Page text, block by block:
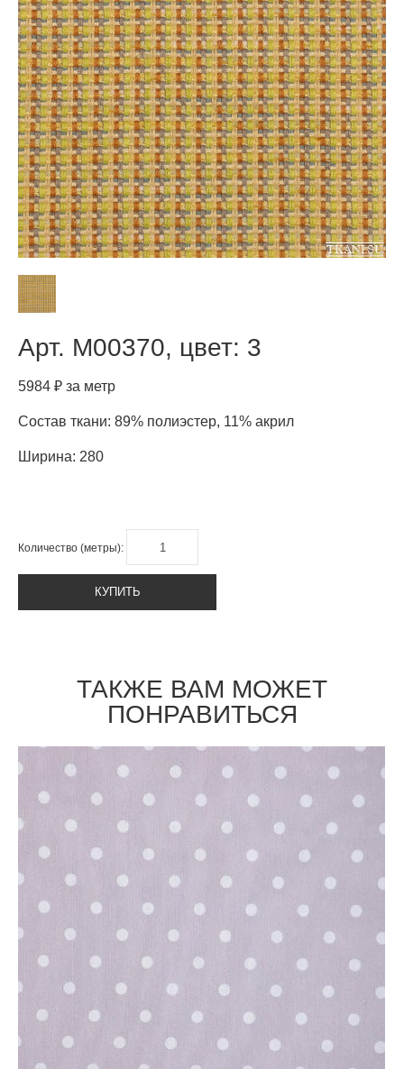
Арт. M00370, цвет: 3
5984 ₽ за метр
Состав ткани: 89% полиэстер, 11% акрил
Ширина: 280
Количество (метры):
КУПИТЬ
ТАКЖЕ ВАМ МОЖЕТ
ПОНРАВИТЬСЯ